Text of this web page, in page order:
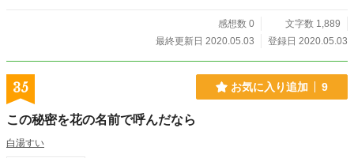
感想数 0
文字数 1,889
最終更新日 2020.05.03
登録日 2020.05.03
35 お気に入り追加 9
この秘密を花の名前で呼んだなら
白湯すい